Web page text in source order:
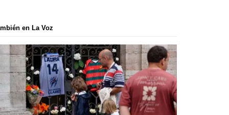
en La Voz